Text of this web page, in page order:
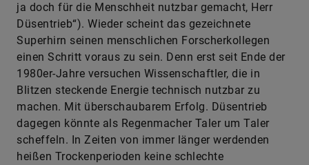
ja doch für die Menschheit nutzbar gemacht, Herr
Düsentrieb“). Wieder scheint das gezeichnete
Superhirn seinen menschlichen Forscherkollegen
einen Schritt voraus zu sein. Denn erst seit Ende der
1980er-Jahre versuchen Wissenschaftler, die in
Blitzen steckende Energie technisch nutzbar zu
machen. Mit überschaubarem Erfolg. Düsentrieb
dagegen könnte als Regenmacher Taler um Taler
scheffeln. In Zeiten von immer länger werdenden
heißen Trockenperioden keine schlechte